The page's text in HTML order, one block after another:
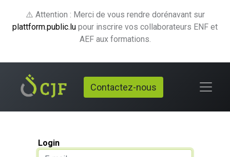
⚠️ Attention : Merci de vous rendre dorénavant sur
plattform.public.lu pour inscrire vos collaborateurs ENF et
AEF aux formations.
Contactez-nous
Login